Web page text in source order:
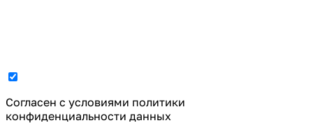
Cогласен с условиями политики
конфиденциальности данных